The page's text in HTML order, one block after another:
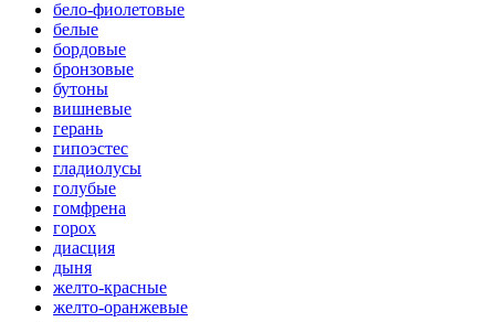
бело-фиолетовые
белые
бордовые
бронзовые
бутоны
вишневые
герань
гипоэстес
гладиолусы
голубые
гомфрена
горох
диасция
дыня
желто-красные
желто-оранжевые